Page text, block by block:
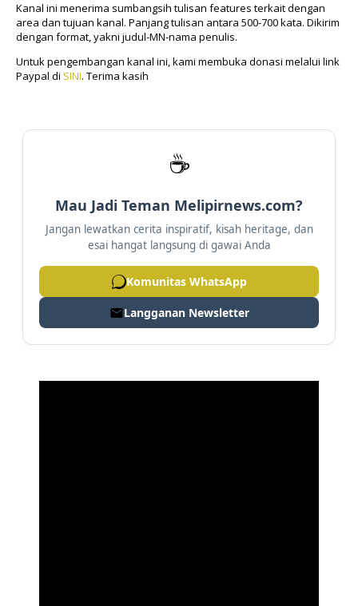
Kanal ini menerima sumbangsih tulisan features terkait dengan
area dan tujuan kanal. Panjang tulisan antara 500-700 kata. Dikirim
dengan format, yakni judul-MN-nama penulis.
Untuk pengembangan kanal ini, kami membuka donasi melalui link
Paypal di SINI. Terima kasih
☕
Mau Jadi Teman Melipirnews.com?
Jangan lewatkan cerita inspiratif, kisah heritage, dan
esai hangat langsung di gawai Anda
Komunitas WhatsApp
Langganan Newsletter